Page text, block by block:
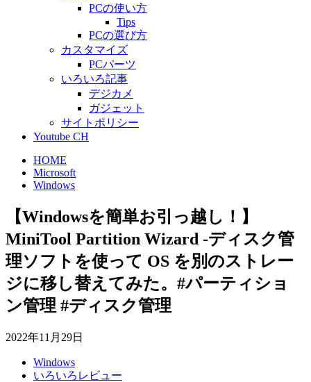
PCの使い方
Tips
PCの選び方
カスタマイズ
PCパーツ
いろいろ記事
デジカメ
ガジェット
サイトポリシー
Youtube CH
HOME
Microsoft
Windows
【Windowsを簡単お引っ越し！】
MiniTool Partition Wizard -ディスク管
理ソフトを使って OS を別のストレー
ジに移し替えてみた。#パーティショ
ン管理 #ディスク管理
2022年11月29日
Windows
いろいろレビュー